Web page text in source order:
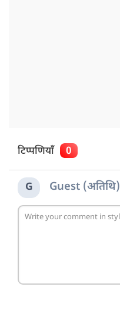
टिप्पणियाँ 0
G Guest (अतिथि)